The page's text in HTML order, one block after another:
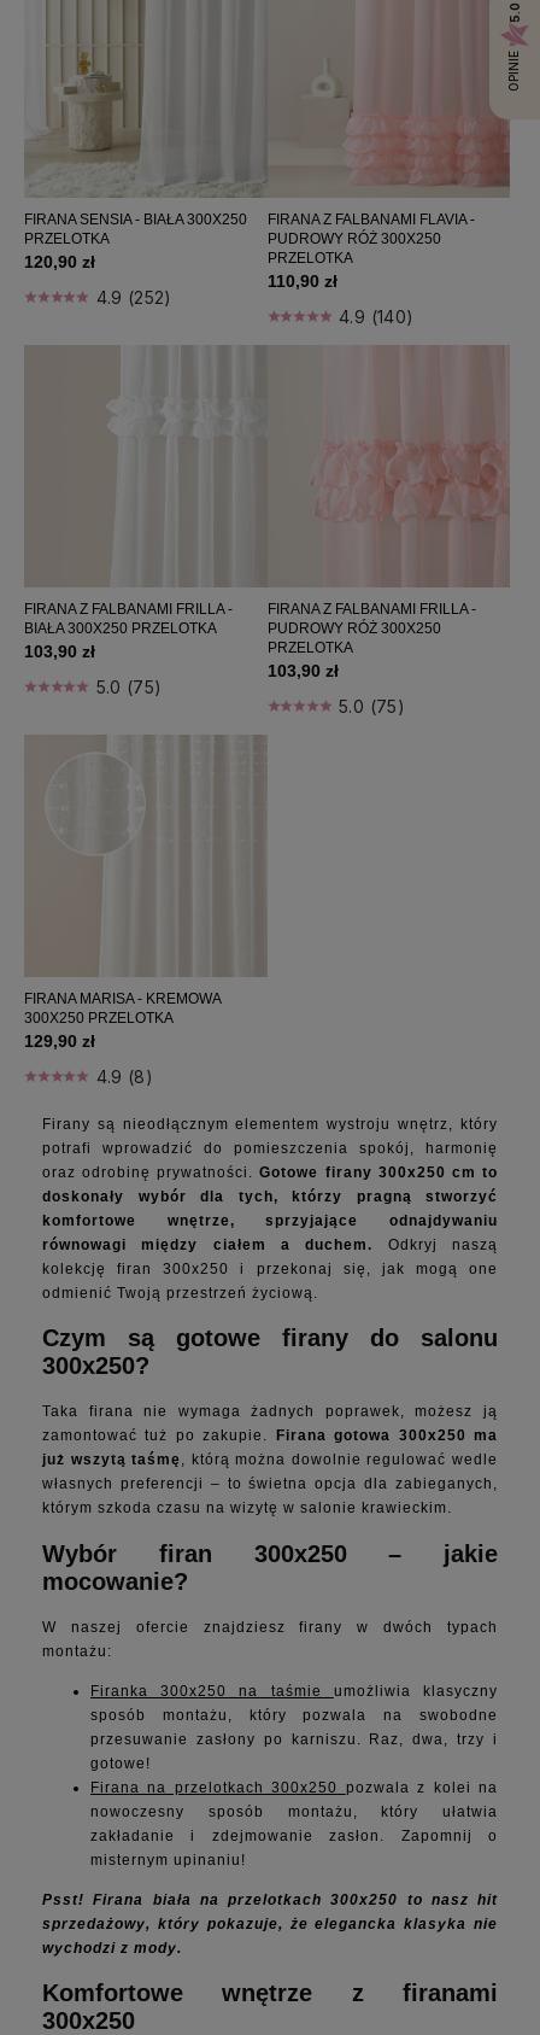
FIRANA SENSIA - BIAŁA 300X250
PRZELOTKA
120,90 zł
4.9 (252)
FIRANA Z FALBANAMI FLAVIA -
PUDROWY RÓŻ 300X250
PRZELOTKA
110,90 zł
4.9 (140)
FIRANA Z FALBANAMI FRILLA -
BIAŁA 300X250 PRZELOTKA
103,90 zł
5.0 (75)
FIRANA Z FALBANAMI FRILLA -
PUDROWY RÓŻ 300X250
PRZELOTKA
103,90 zł
5.0 (75)
FIRANA MARISA - KREMOWA
300X250 PRZELOTKA
129,90 zł
4.9 (8)
Firany są nieodłącznym elementem wystroju wnętrz, który
potrafi wprowadzić do pomieszczenia spokój, harmonię
oraz odrobinę prywatności.Gotowe firany 300x250 cm to
doskonały wybór dla tych, którzy pragną stworzyć
komfortowe wnętrze, sprzyjające odnajdywaniu
równowagi między ciałem a duchem. Odkryj naszą
kolekcję firan 300x250 i przekonaj się, jak mogą one
odmienić Twoją przestrzeń życiową.
Czym są gotowe firany do salonu
300x250?
Taka firana nie wymaga żadnych poprawek, możesz ją
zamontować tuż po zakupie. Firana gotowa 300x250 ma
już wszytą taśmę, którą można dowolnie regulować wedle
własnych preferencji – to świetna opcja dla zabieganych,
którym szkoda czasu na wizytę w salonie krawieckim.
Wybór firan 300x250 – jakie
mocowanie?
W naszej ofercie znajdziesz firany w dwóch typach
montażu:
Firanka 300x250 na taśmie umożliwia klasyczny
sposób montażu, który pozwala na swobodne
przesuwanie zasłony po karniszu. Raz, dwa, trzy i
gotowe!
Firana na przelotkach 300x250 pozwala z kolei na
nowoczesny sposób montażu, który ułatwia
zakładanie i zdejmowanie zasłon. Zapomnij o
misternym upinaniu!
Psst! Firana biała na przelotkach 300x250 to nasz hit
sprzedażowy, który pokazuje, że elegancka klasyka nie
wychodzi z mody.
Komfortowe wnętrze z firanami
300x250
OPINIE
5.0